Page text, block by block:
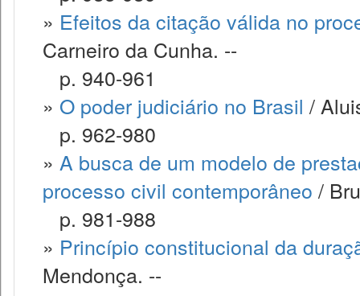
» Efeitos da citação válida no
Carneiro da Cunha. --
p. 940-961
» O poder judiciário no Brasil /
p. 962-980
» A busca de um modelo de
processo civil contemporâneo /
p. 981-988
» Princípio constitucional da
Mendonça. --